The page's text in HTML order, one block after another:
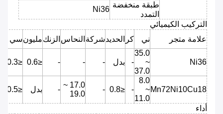
طبقة منخفضة
التمدد
Ni36
التركيب الكيميائي
علامة متجر
ني كر الحديدشركة النحاس الزنكمليونسي
Ni36
35.0
~
37.0
- بدل -
-
-
≤0.6
≤0.3
Mn72Ni10Cu18
8.0
~
11.0
-
≤0.8
-
17.0 ~
19.0
- بدل ≤0.5
أداء